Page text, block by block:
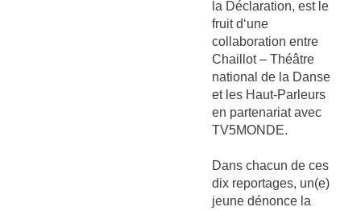
la Déclaration, est le
fruit d‘une
collaboration entre
Chaillot – Théâtre
national de la Danse
et les Haut-Parleurs
en partenariat avec
TV5MONDE.
Dans chacun de ces
dix reportages, un(e)
jeune dénonce la